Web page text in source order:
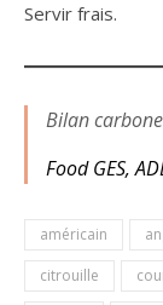
Servir frais.
Bilan
Food GES,
américain
citrouille